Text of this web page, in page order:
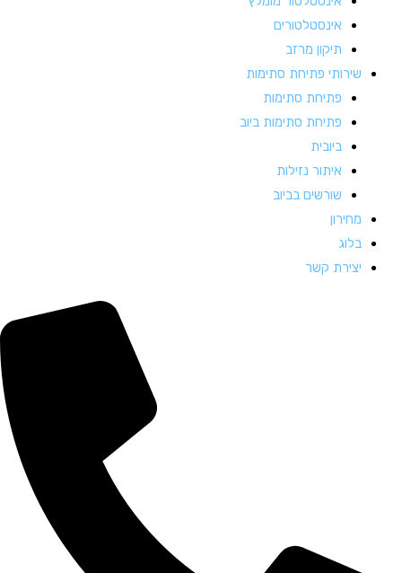
אינסטלטורים
תיקון מרזב
שירותי פתיחת סתימות
פתיחת סתימות
פתיחת סתימות ביוב
ביובית
איתור נזילות
שורשים בביוב
מחירון
בלוג
יצירת קשר